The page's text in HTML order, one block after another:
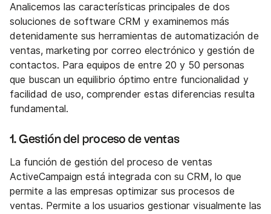
Analicemos las características principales de dos
soluciones de software CRM y examinemos más
detenidamente sus herramientas de automatización de
ventas, marketing por correo electrónico y gestión de
contactos. Para equipos de entre 20 y 50 personas
que buscan un equilibrio óptimo entre funcionalidad y
facilidad de uso, comprender estas diferencias resulta
fundamental.
1. Gestión del proceso de ventas
La función de gestión del proceso de ventas
ActiveCampaign está integrada con su CRM, lo que
permite a las empresas optimizar sus procesos de
ventas. Permite a los usuarios gestionar visualmente las